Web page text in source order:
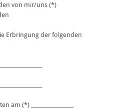
von mir/uns (*)
Erbringung der folgenden
am (*) _________________